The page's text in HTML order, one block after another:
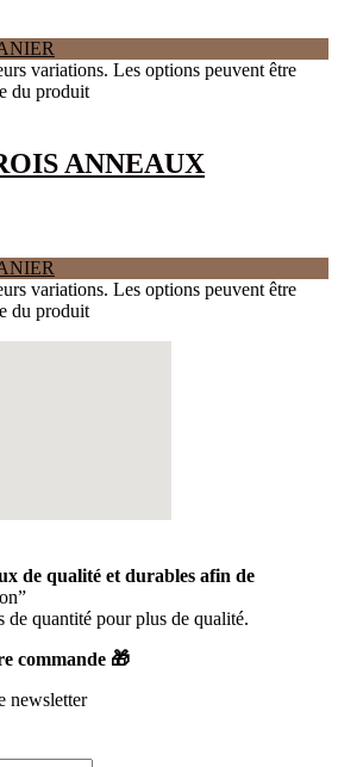
variations. Les options peuvent être
du produit
ANNEAUX
variations. Les options peuvent être
du produit
de qualité et durables afin de
de quantité pour plus de qualité.
commande 🎁
newsletter